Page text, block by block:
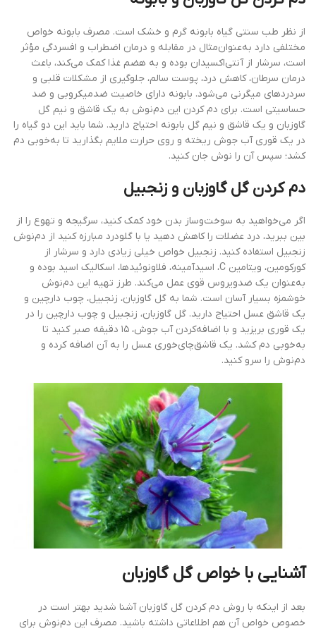
از نظر طب سنتی گیاه بابونه گرم و خشک است. مصرف بابونه خواص
مختلفی دارد به‌عنوان‌مثال در مقابله و درمان اضطراب و افسردگی مؤثر
است، سرشار از آنتی‌اکسیدان بوده و به هضم غذا کمک می‌کند، باعث
درمان سرطان، کاهش درد، پوست سالم، جلوگیری از مشکلات قلبی و
سردردهای میگرنی می‌شود. بابونه دارای خاصیت ضدمیکروبی و ضد
حساسیتی است. برای دم کردن این دم‌نوش به یک قاشق و نیم گل
گاوزبان و یک قاشق و نیم گل بابونه احتیاج دارید. شما باید این دو گیاه را
در یک قوری آب جوش ریخته و روی حرارت ملایم بگذارید تا به‌خوبی دم
کشد؛ سپس آن را نوش جان کنید.
دم کردن گل گاوزبان و زنجبیل
اگر می‌خواهید به سوخت‌وساز بدن خود کمک کنید، سرگیجه و تهوع را از
بین ببرید، درد عضلات را کاهش دهید یا با گلودرد مبارزه کنید از دم‌نوش
زنجبیل استفاده کنید. زنجبیل خواص خیلی زیادی دارد و سرشار از
کورکومین، ویتامین C، اسیدآمینه، فلاونوئیدها، اسکالیک اسید بوده و
به‌عنوان یک ضدویروس قوی عمل می‌کند. طرز تهیه این دم‌نوش
خوشمزه بسیار آسان است. شما به گل گاوزبان، زنجبیل، چوب دارچین و
یک قاشق عسل احتیاج دارید. گل گاوزبان، زنجبیل و چوب دارچین را در
یک قوری بریزید و با اضافه‌کردن آب جوش، ۱۵ دقیقه صبر کنید تا
به‌خوبی دم کشد. یک قاشق‌چای‌خوری عسل را به آن اضافه کرده و
دم‌نوش را سرو کنید.
آشنایی با خواص گل گاوزبان
بعد از اینکه با روش دم کردن گل گاوزبان آشنا شدید بهتر است در
خصوص خواص آن هم اطلاعاتی داشته باشید. مصرف این دم‌نوش برای